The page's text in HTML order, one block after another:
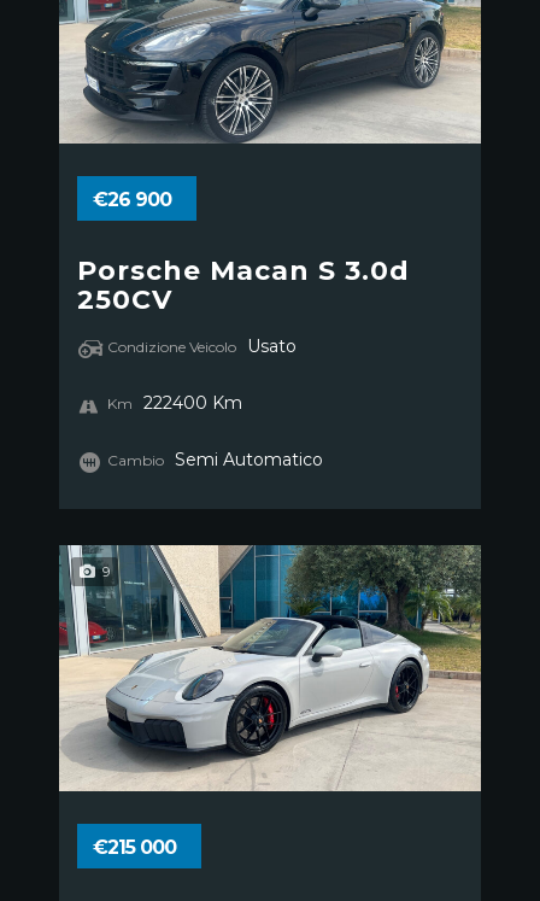
€26 900
Porsche Macan S 3.0d
250CV
Condizione Veicolo Usato
Km 222400 Km
Cambio Semi Automatico
9
€215 000